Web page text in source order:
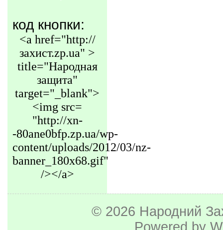
код кнопки:
<a href="http://
захист.zp.ua" >
title="Народная
защита"
target="_blank">
<img src=
"http://xn-
-80ane0bfp.zp.ua/wp-
content/uploads/2012/03/nz-
banner_180x68.gif"
/></a>
© 2026 Народний
Powered by